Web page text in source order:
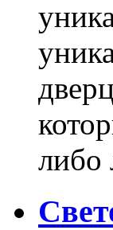
либо